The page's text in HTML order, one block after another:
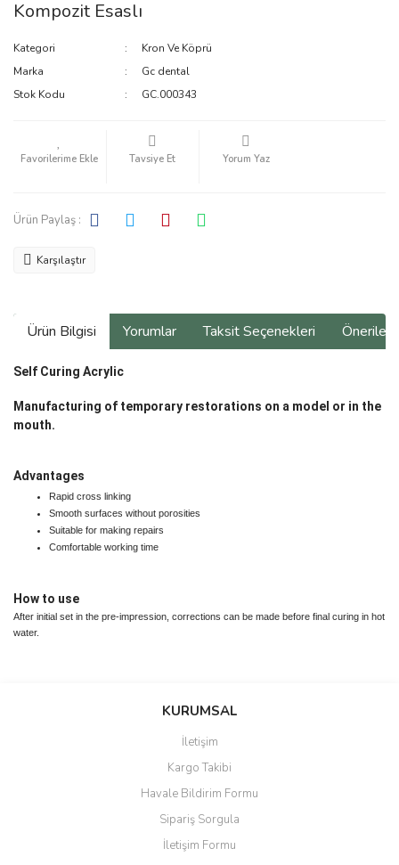
Kompozit Esaslı
Kategori
Kron Ve Köprü
Marka
Gc dental
Stok Kodu
GC.000343
Tavsiye Et Yorum Yaz
Ürün Paylaş :
Karşılaştır
Ürün Bilgisi Yorumlar Taksit Seçenekleri
Self Curing Acrylic
Manufacturing of temporary restorations on a model or in the
mouth.
Advantages
Rapid cross linking
Smooth surfaces without porosities
Suitable for making repairs
Comfortable working time
How to use
After initial set in the pre-impression, corrections can be made before final curing in hot
water.
Bu ürüne ilk yorumu siz yapın!
Ürün resmi kalitesiz, bozuk veya görüntülenemiyor.
Ürün açıklamasında eksik bilgiler bulunuyor.
Ürün bilgilerinde hatalar bulunuyor.
Ürün fiyatı diğer sitelerden daha pahalı.
KURUMSAL
İletişim
Kargo Takibi
Havale Bildirim Formu
Sipariş Sorgula
İletişim Formu